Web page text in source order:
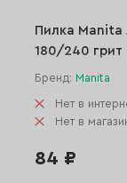
Пилка
180/240 грит
Бренд: Manita
Нет в
Нет в
84 ₽